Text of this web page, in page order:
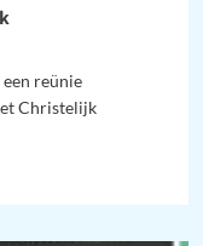
reünie
Christelijk